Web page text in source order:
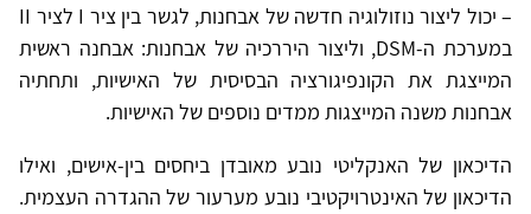
– יכול ליצור נוזולוגיה חדשה של אבחנות, לגשר בין ציר I לציר II
במערכת ה-DSM, וליצור היררכיה של אבחנות: אבחנה ראשית
המייצגת את הקונפיגורציה הבסיסית של האישיות, ותחתיה
אבחנות משנה המייצגות ממדים נוספים של האישיות.
הדיכאון של האנקליטי נובע מאובדן ביחסים בין-אישים, ואילו
הדיכאון של האינטרויקטיבי נובע מערעור של ההגדרה העצמית.